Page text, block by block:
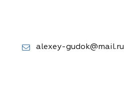
alexey-gudok@mail.ru